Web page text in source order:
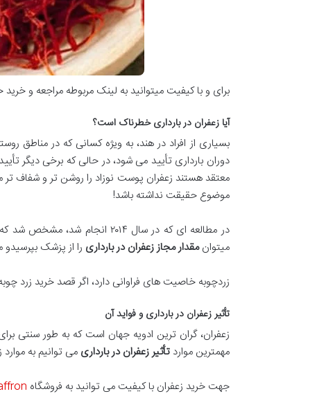
برای و با کیفیت میتوانید به لینک مربوطه مراجعه و
آیا زعفران در بارداری خطرناک است؟
بسیاری از افراد در هند، به ویژه کسانی که در
دوران بارداری تأیید می شود، در حالی که برخی دیگر
معتقد هستند زعفران پوست نوزاد را روشن تر و شفاف
موضوع حقیقت نداشته باشد!
در مطالعه ای که در سال ۲۰۱۴
میتوانمقدار مجاز زعفران در بارداری را از پزشک
زردچوبه خاصیت های فراوانی دارد، اگر قصد خرید زرد
تأثیر زعفران در بارداری و فواید آن
زعفران، گران ترین ادویه جهان است که به طور سنتی
مهمترین مواردتأثیر زعفران در بارداریمی توانیم به موارد
جهت خرید زعفران با کیفیت می توانید به فروشگاه